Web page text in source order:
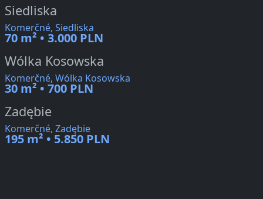
Siedliska
Komerčné, Siedliska
70 m² • 3.000 PLN
Wólka Kosowska
Komerčné, Wólka Kosowska
30 m² • 700 PLN
Zadębie
Komerčné, Zadębie
195 m² • 5.850 PLN